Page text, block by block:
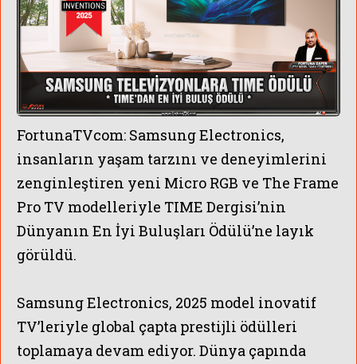
FortunaTVcom: Samsung Electronics,
insanların yaşam tarzını ve deneyimlerini
zenginleştiren yeni Micro RGB ve The Frame
Pro TV modelleriyle TIME Dergisi’nin
Dünyanın En İyi Buluşları Ödülü’ne layık
görüldü.
Samsung Electronics, 2025 model inovatif
TV’leriyle global çapta prestijli ödülleri
toplamaya devam ediyor. Dünya çapında